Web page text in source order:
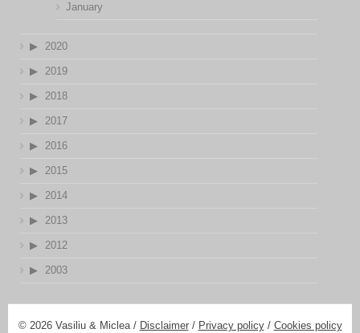
January
2020
2019
2018
2017
2016
2015
2014
2013
2012
2003
© 2026 Vasiliu & Miclea / Disclaimer/ Privacy policy/ Cookies policy